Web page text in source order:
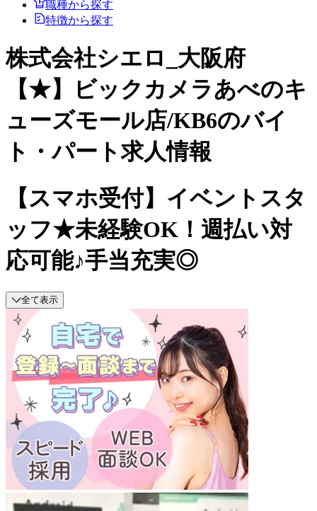
職種から探す
特徴から探す
株式会社シエロ_大阪府
【★】ビックカメラあべのキ
ューズモール店/KB6のバイ
ト・パート求人情報
【スマホ受付】イベントスタ
ッフ★未経験OK！週払い対
応可能♪手当充実◎
全て表示